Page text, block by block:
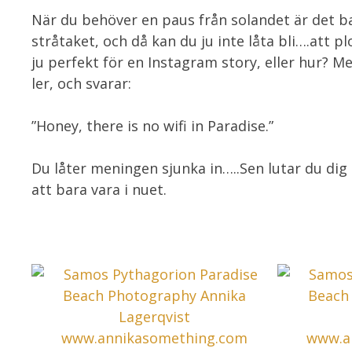
När du behöver en paus från solandet är det
stråtaket, och då kan du ju inte låta bli….att
ju perfekt för en Instagram story, eller hur?
ler, och svarar:
”Honey, there is no wifi in Paradise.”
Du låter meningen sjunka in…..Sen lutar du
att bara vara i nuet.